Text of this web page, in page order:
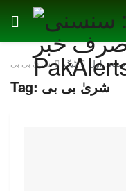
صفحہ اول ٹیگ شریٰ بی بی
Tag: شریٰ بی بی